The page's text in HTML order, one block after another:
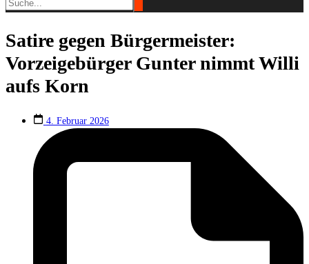
Satire gegen Bürgermeister:
Vorzeigebürger Gunter nimmt Willi
aufs Korn
4. Februar 2026